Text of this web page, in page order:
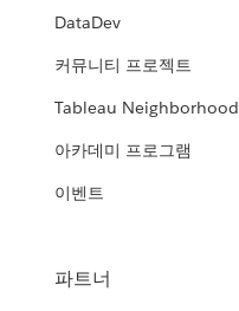
DataDev
커뮤니티 프로젝트
Tableau Neighborhood
아카데미 프로그램
이벤트
파트너